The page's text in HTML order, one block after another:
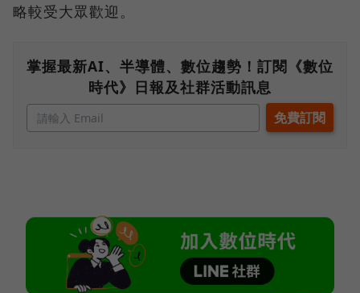
略較受大眾歡迎。
掌握最新AI、半導體、數位趨勢！訂閱《數位
時代》日報及社群活動訊息